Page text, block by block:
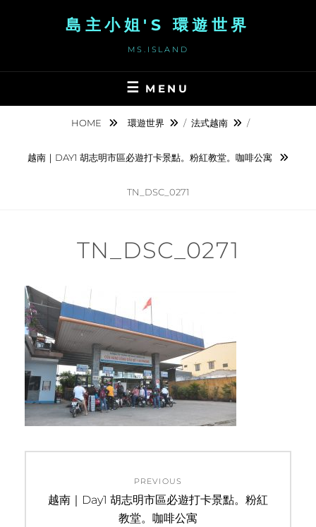
島主小姐'S 環遊世界
MS.ISLAND
MENU
HOME 環遊世界 / 法式越南 /
越南｜DAY1 胡志明市區必遊打卡景點。粉紅教堂。咖啡公寓
TN_DSC_0271
TN_DSC_0271
PREVIOUS
Previous
越南｜Day1 胡志明市區必遊打卡景點。粉紅
教堂。咖啡公寓